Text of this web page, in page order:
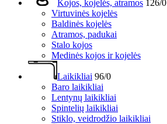
Kojos, kojelės, atramos 126/0
Virtuvinės kojelės
Baldinės kojelės
Atramos, padukai
Stalo kojos
Medinės kojos ir kojelės
Laikikliai 96/0
Baro laikikliai
Lentynų laikikliai
Spintelių laikikliai
Stiklo, veidrodžio laikikliai